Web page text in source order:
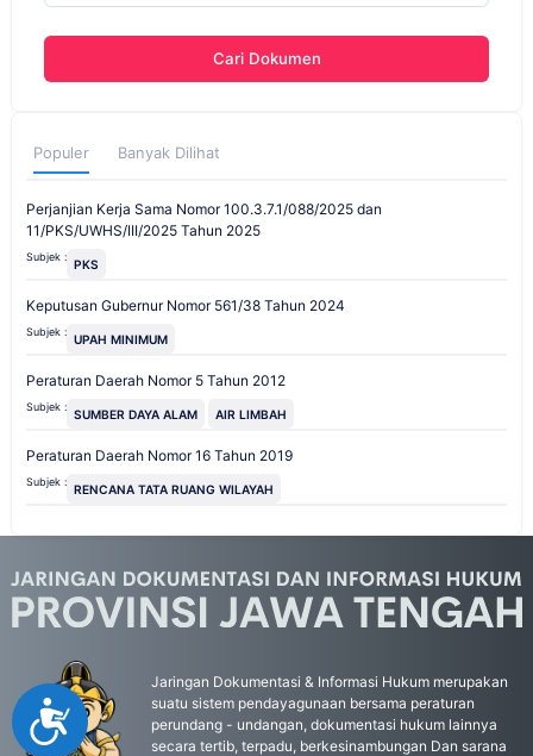
Accessibility
Cari Dokumen
Populer Banyak Dilihat
Perjanjian Kerja Sama Nomor 100.3.7.1/088/2025 dan
11/PKS/UWHS/III/2025 Tahun 2025
Subjek : PKS
Keputusan Gubernur Nomor 561/38 Tahun 2024
Subjek : UPAH MINIMUM
Peraturan Daerah Nomor 5 Tahun 2012
Subjek : SUMBER DAYA ALAM AIR LIMBAH
Peraturan Daerah Nomor 16 Tahun 2019
Subjek : RENCANA TATA RUANG WILAYAH
Jaringan Dokumentasi & Informasi Hukum merupakan
suatu sistem pendayagunaan bersama peraturan
perundang - undangan, dokumentasi hukum lainnya
secara tertib, terpadu, berkesinambungan Dan sarana